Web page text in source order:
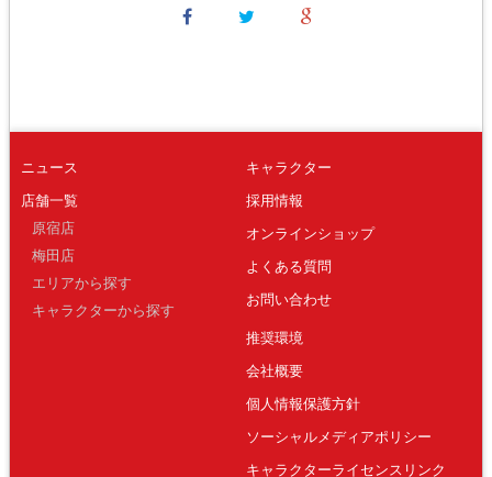
ニュース
店舗一覧
原宿店
梅田店
エリアから探す
キャラクターから探す
キャラクター
採用情報
オンラインショップ
よくある質問
お問い合わせ
推奨環境
会社概要
個人情報保護方針
ソーシャルメディアポリシー
キャラクターライセンスリンク